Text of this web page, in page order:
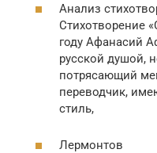
Анализ
Стихотворение
году Афанасий
русской душой,
потрясающий
переводчик,
стиль,
Лермонтов